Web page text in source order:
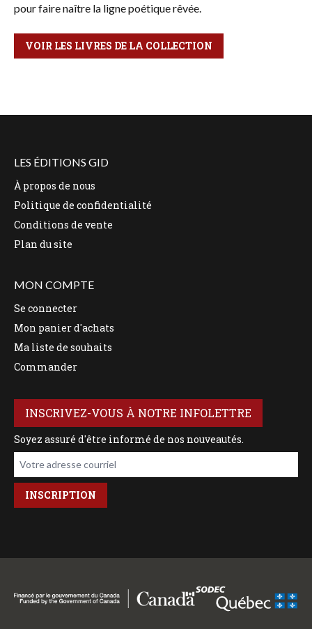
pour faire naître la ligne poétique rêvée.
VOIR LES LIVRES DE LA COLLECTION
LES ÉDITIONS GID
À propos de nous
Politique de confidentialité
Conditions de vente
Plan du site
MON COMPTE
Se connecter
Mon panier d'achats
Ma liste de souhaits
Commander
INSCRIVEZ-VOUS À NOTRE INFOLETTRE
Soyez assuré d'être informé de nos nouveautés.
Votre adresse courriel